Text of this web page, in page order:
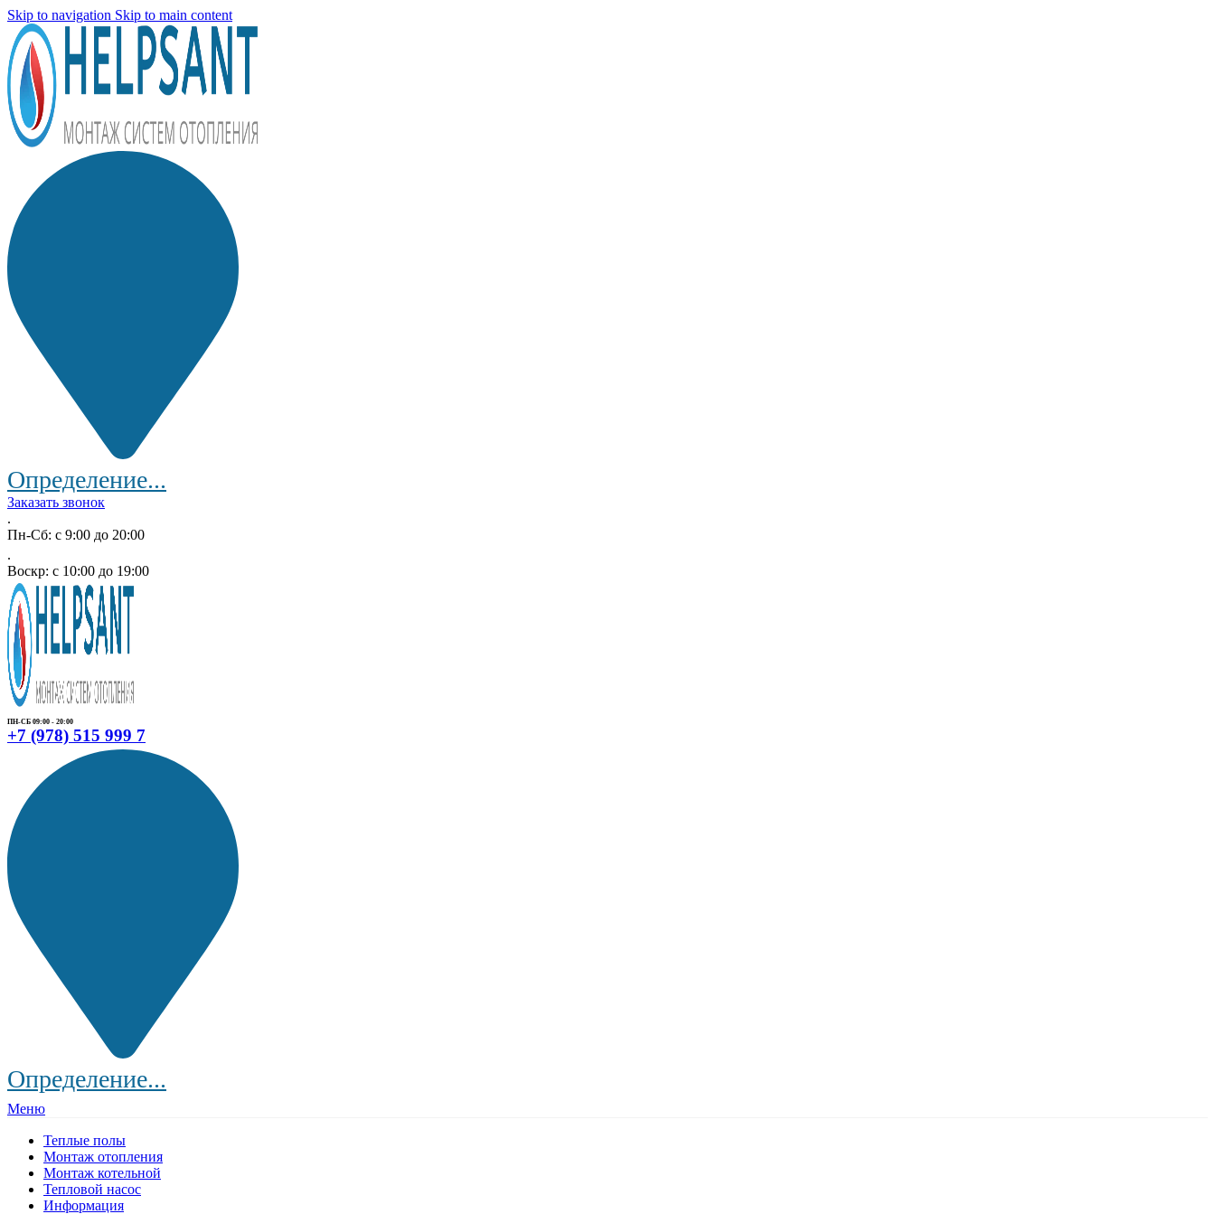
Skip to navigation Skip to main content
Определение...
Заказать звонок
.
Пн-Сб: с 9:00 до 20:00
.
Воскр: с 10:00 до 19:00
ПН-СБ 09:00 - 20:00
+7 (978) 515 999 7
Определение...
Меню
Теплые полы
Монтаж отопления
Монтаж котельной
Тепловой насос
Информация